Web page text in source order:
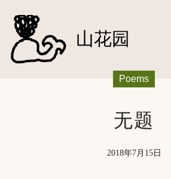
山花园|信件
|听
|关于
|友站动态
登录
Poems
无题
2018年7月15日